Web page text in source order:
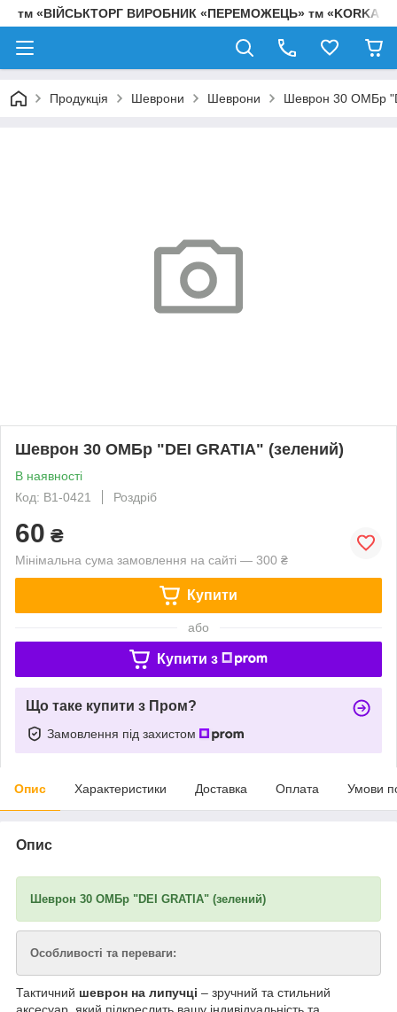
тм «ВІЙСЬКТОРГ ВИРОБНИК «ПЕРЕМОЖЕЦЬ» тм «KORKA»
Продукція Шеврони Шеврони Шеврон 30 ОМБр
Шеврон 30 ОМБр "DEI GRATIA" (зелений)
В наявності
Код: В1-0421
Роздріб
60 ₴
Мінімальна сума замовлення на сайті — 300 ₴
Купити
або
Купити з
Що таке купити з Пром?
Замовлення під захистом
Опис Характеристики Доставка Оплата Умови
Опис
Шеврон 30 ОМБр "DEI GRATIA" (зелений)
Особливості та переваги:
Тактичний шеврон на липучці – зручний та стильний